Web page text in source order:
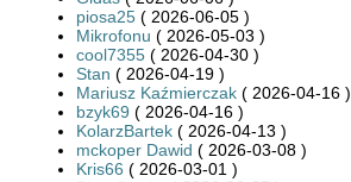
piosa25 ( 2026-06-05 )
Mikrofonu ( 2026-05-03 )
cool7355 ( 2026-04-30 )
Stan ( 2026-04-19 )
Mariusz Kaźmierczak ( 2026-04-16 )
bzyk69 ( 2026-04-16 )
KolarzBartek ( 2026-04-13 )
mckoper Dawid ( 2026-03-08 )
Kris66 ( 2026-03-01 )